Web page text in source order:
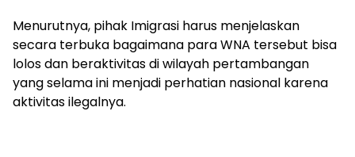
Menurutnya, pihak Imigrasi harus menjelaskan
secara terbuka bagaimana para WNA tersebut bisa
lolos dan beraktivitas di wilayah pertambangan
yang selama ini menjadi perhatian nasional karena
aktivitas ilegalnya.